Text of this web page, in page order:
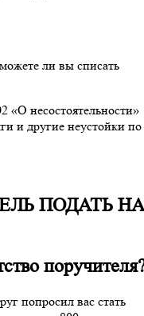
ли вы списать
несостоятельности»
и другие неустойки по
ПОДАТЬ НА
попросил вас стать